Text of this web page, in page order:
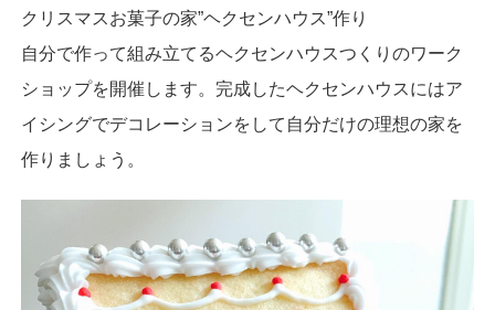
クリスマスお菓子の家”ヘクセンハウス”作り
自分で作って組み立てるヘクセンハウスつくりのワーク
ショップを開催します。完成したヘクセンハウスにはア
イシングでデコレーションをして自分だけの理想の家を
作りましょう。